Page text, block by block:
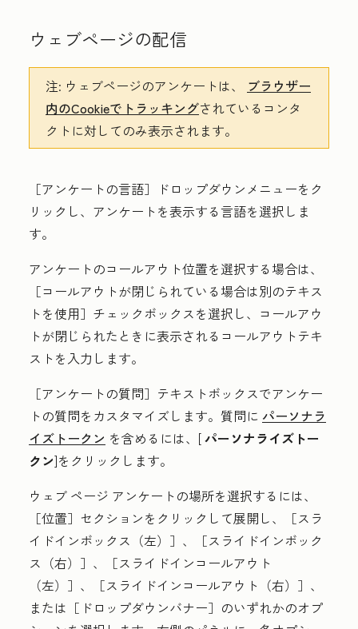
ウェブページの配信
注: ウェブページのアンケートは、 ブラウザー
内のCookieでトラッキングされているコンタ
クトに対してのみ表示されます。
［アンケートの言語］
ドロップダウンメニューをク
リックし、アンケートを表示する言語を選択しま
す。
アンケートのコールアウト位置を選択する場合は、
［コールアウトが閉じられている場合は別のテキス
トを使用］チェックボックスを選択し、コールアウ
トが閉じられたときに表示される コールアウトテキ
ストを入力します。
［アンケートの質問］テキストボックスでアンケー
トの質問をカスタマイズします。質問に パーソナラ
イズトークン を含めるには、[パーソナライズトー
クン]をクリックします。
ウェブ ページ アンケートの場所を選択するには、
［位置］ セクションをクリックして展開し、［スラ
イドインボックス（左）］ 、［スライドインボック
ス（右）］ 、［スライドインコールアウト
（左）］ 、［スライドインコールアウト（右）］ 、
または［ドロップダウンバナー］ のいずれかのオプ